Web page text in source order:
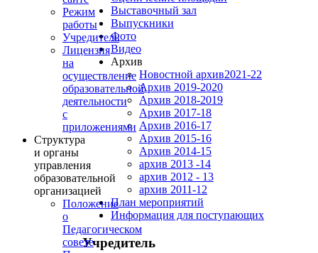
Выставочный зал
Выпускники
Фото
Видео
Архив
Новостной архив2021-22
Архив 2019-2020
Архив 2018-2019
Архив 2017-18
Архив 2016-17
Архив 2015-16
Архив 2014-15
архив 2013 -14
архив 2012 - 13
архив 2011-12
План мероприятий
Информация для поступающих
Учредитель
Режим
работы
Учредитель
Лицензия
на
осуществление
образовательной
деятельности
с
приложениями
Структура
и органы
управления
образовательной
организацией
Положение
о
Педагогическом
совете